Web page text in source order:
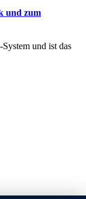
und zum
und ist das